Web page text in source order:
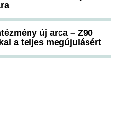
új arca – Z90
a teljes megújulásért